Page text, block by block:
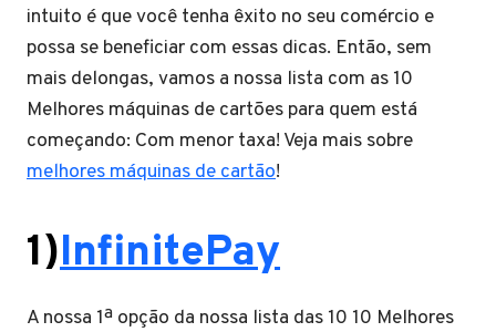
intuito é que você tenha êxito no seu comércio e
possa se beneficiar com essas dicas. Então, sem
mais delongas, vamos a nossa lista com as 10
Melhores máquinas de cartões para quem está
começando: Com menor taxa! Veja mais sobre
melhores máquinas de cartão!
1)InfinitePay
A nossa 1ª opção da nossa lista das 10 10 Melhores